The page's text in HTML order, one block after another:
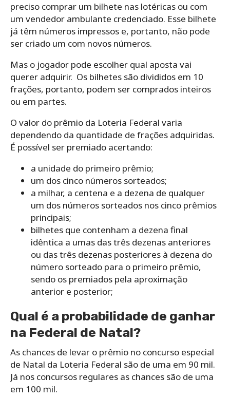
preciso comprar um bilhete nas lotéricas ou com
um vendedor ambulante credenciado. Esse bilhete
já têm números impressos e, portanto, não pode
ser criado um com novos números.
Mas o jogador pode escolher qual aposta vai
querer adquirir. Os bilhetes são divididos em 10
frações, portanto, podem ser comprados inteiros
ou em partes.
O valor do prêmio da Loteria Federal varia
dependendo da quantidade de frações adquiridas.
É possível ser premiado acertando:
a unidade do primeiro prêmio;
um dos cinco números sorteados;
a milhar, a centena e a dezena de qualquer
um dos números sorteados nos cinco prêmios
principais;
bilhetes que contenham a dezena final
idêntica a umas das três dezenas anteriores
ou das três dezenas posteriores à dezena do
número sorteado para o primeiro prêmio,
sendo os premiados pela aproximação
anterior e posterior;
Qual é a probabilidade de ganhar
na Federal de Natal?
As chances de levar o prêmio no concurso especial
de Natal da Loteria Federal são de uma em 90 mil.
Já nos concursos regulares as chances são de uma
em 100 mil.